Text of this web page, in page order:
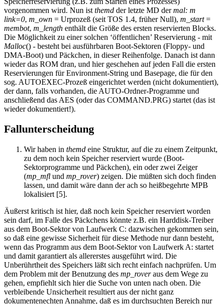
vorgenommen wird. Nun ist themd der letzte MD dermal: m
link=0, m_own = Urprozeß (seit TOS 1.4, früher Null), m_start=
membot, m_length enthält die Größe des ersten reservierten Blocks.
Die Möglichkeit zu einer solchen ‘öffentlichen’ Reservierung - mit
Malloc() - besteht bei ausführbaren Boot-Sektoren (Floppy- und
DMA-Boot) und Päckchen, in dieser Reihenfolge. Danach ist dann
wieder das ROM dran, und hier geschehen auf jeden Fall die ersten
Reservierungen für Environment-String und Basepage, die für den
sog. AUTOEXEC-Prozeß eingerichtet werden (nicht dokumentiert),
der dann, falls vorhanden, die AUTO-Ordner-Programme und
anschließend das AES (oder das COMMAND.PRG) startet (das ist
wieder dokumentiert!).
Fallunterscheidung
Wir haben in themd eine Struktur, auf die zu einem Zeitpunkt,
zu dem noch kein Speicher reserviert wurde (Boot-
Sektorprogramme und Päckchen), ein oder zwei Zeiger
(mp_mfl und mp_rover) zeigen. Die müßten sich doch finden
lassen, und damit wäre dann der ach so heißbegehrte MPB
lokalisiert [5].
Äußerst kritisch ist hier, daß noch kein Speicher reserviert worden
sein darf, im Falle des Päckchens könnte z.B. ein Harddisk-Treiber
aus dem Boot-Sektor von Laufwerk C: dazwischen gekommen sein,
so daß eine gewisse Sicherheit für diese Methode nur dann besteht,
wenn das Programm aus dem Boot-Sektor von Laufwerk A: startet
und damit garantiert als allererstes ausgeführt wird. Die
Unberührtheit des Speichers läßt sich recht einfach nachprüfen. Um
dem Problem mit der Benutzung des mp_roveraus dem Wege zu
gehen, empfiehlt sich hier die Suche von unten nach oben. Die
verbleibende Unsicherheit resultiert aus der nicht ganz
dokumentenechten Annahme, daß es im durchsuchten Bereich nur